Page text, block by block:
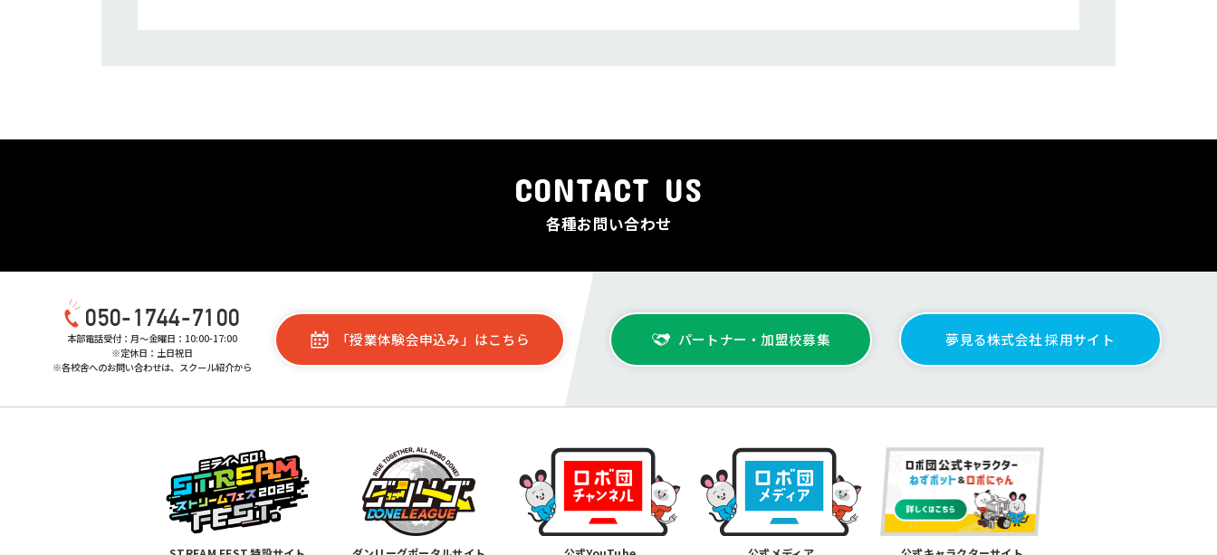
CONTACT US
各種お問い合わせ
050-1744-7100
本部電話受付：月〜金曜日：10:00-17:00
※定休日：土日祝日
※各校舎へのお問い合わせは、スクール紹介から
「授業体験会申込み」はこちら パートナー・加盟校募集 夢見る株式会社 採用サイト